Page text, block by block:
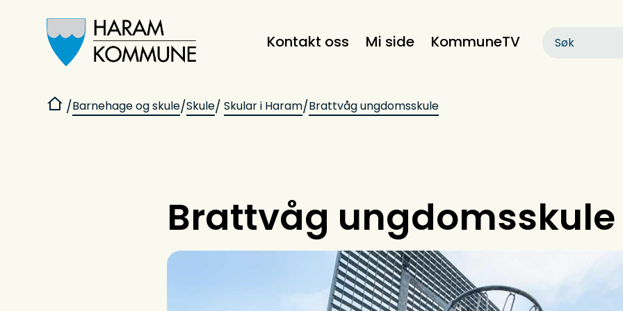
Kontakt oss Mi side KommuneTV
Du er her:Barnehage og skule Skule Skular i Haram Brattvåg ungdomsskule
Brattvåg ungdomsskule